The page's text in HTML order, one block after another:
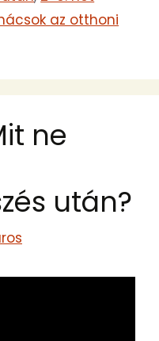
az otthoni
ne
után?